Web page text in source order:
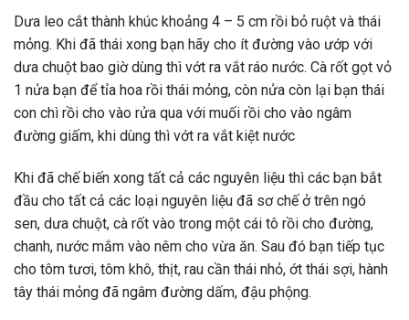
Dưa leo cắt thành khúc khoảng 4 – 5 cm rồi bỏ ruột và thái
mỏng. Khi đã thái xong bạn hãy cho ít đường vào ướp với
dưa chuột bao giờ dùng thì vớt ra vắt ráo nước. Cà rốt gọt vỏ
1 nửa bạn để tỉa hoa rồi thái mỏng, còn nửa còn lại bạn thái
con chì rồi cho vào rửa qua với muối rồi cho vào ngâm
đường giấm, khi dùng thì vớt ra vắt kiệt nước
Khi đã chế biến xong tất cả các nguyên liệu thì các bạn bắt
đầu cho tất cả các loại nguyên liệu đã sơ chế ở trên ngó
sen, dưa chuột, cà rốt vào trong một cái tô rồi cho đường,
chanh, nước mắm vào nêm cho vừa ăn. Sau đó bạn tiếp tục
cho tôm tươi, tôm khô, thịt, rau cần thái nhỏ, ớt thái sợi, hành
tây thái mỏng đã ngâm đường dấm, đậu phộng.